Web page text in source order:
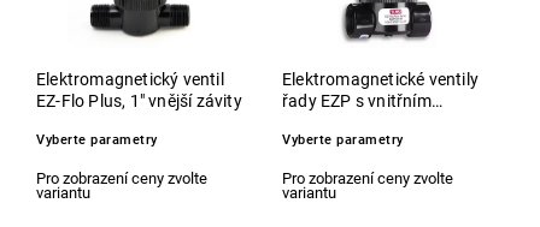
Elektromagnetický ventil
EZ-Flo Plus, 1" vnější závity
Vyberte parametry
Elektromagnetické ventily
řady EZP s vnitřním
Vyberte parametry